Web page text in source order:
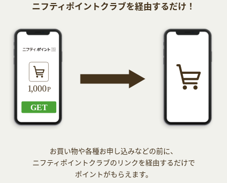
ニフティポイントクラブを経由するだけ！
お買い物や各種お申し込みなどの前に、
ニフティポイントクラブのリンクを経由するだけで
ポイントがもらえます。